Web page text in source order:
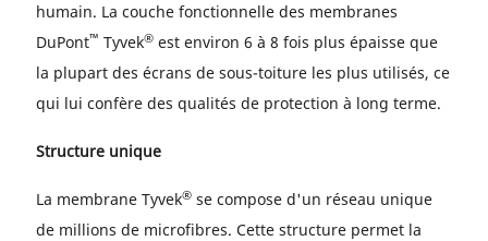
humain. La couche fonctionnelle des membranes
DuPont™ Tyvek® est environ 6 à 8 fois plus épaisse que
la plupart des écrans de sous-toiture les plus utilisés, ce
qui lui confère des qualités de protection à long terme.
Structure unique
La membrane Tyvek® se compose d'un réseau unique
de millions de microfibres. Cette structure permet la